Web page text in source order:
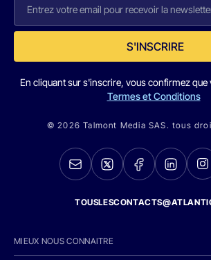
S'INSCRIRE
En cliquant sur s'inscrire, vous confirmez que
Termes et Conditions
© 2026 Talmont Media SAS. tous
MIEUX NOUS CONNAITRE